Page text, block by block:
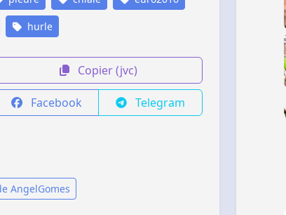
hurle
Copier (jvc)
Facebook Telegram
AngelGomes